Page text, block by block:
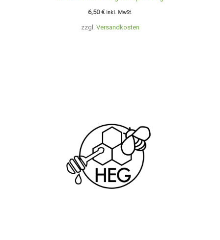
zzgl. Versandkosten
6,50€ inkl. MwSt.